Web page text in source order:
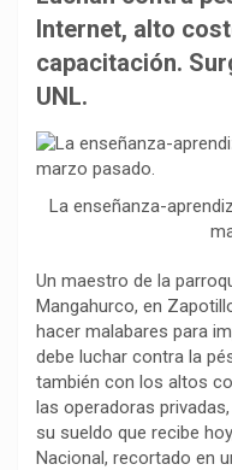
e
b
o
k
t
s
p
e
g
m
Internet, alto
capacitación.
UNL.
La enseñanza-
Un maestro de la
Mangahurco, en
hacer malabares para
debe luchar contra la
también con los altos
las operadoras
su sueldo que recibe
Nacional, recortado en